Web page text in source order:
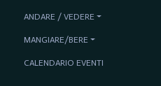
ANDARE / VEDERE
MANGIARE/BERE
CALENDARIO EVENTI